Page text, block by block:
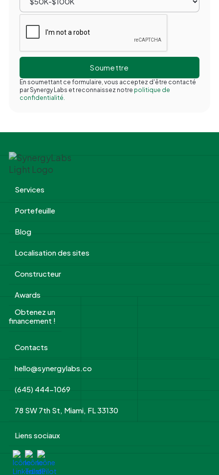
En soumettant ce formulaire, vous acceptez d'être contacté
par Synergy Labs et reconnaissez notre politique de
confidentialité.
Services
Portefeuille
Blog
Localisation des sites
Constructeur
Awards
Obtenez un
financement !
Contacts
hello@synergylabs.co
(645) 444-1069
78 SW 7th St, Miami, FL 33130
Liens sociaux